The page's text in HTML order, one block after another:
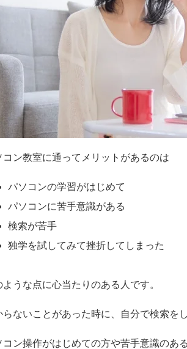
コン教室に通ってメリットがあるのは
パソコンの学習がはじめて
パソコンに苦手意識がある
検索が苦手
独学を試してみて挫折してしまった
ような点に心当たりのある人です。
らないことがあった時に、自分で検索を
コン操作がはじめての方や苦手意識のあ